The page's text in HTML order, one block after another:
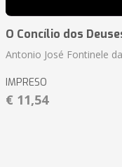
O Concílio dos
Antonio José Fontinele
IMPRESO
€ 11,54